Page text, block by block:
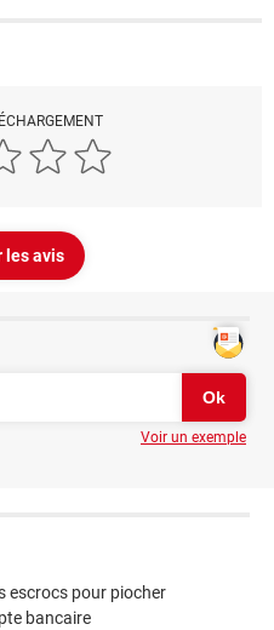
les avis
Voir un exemple
escrocs pour piocher
bancaire